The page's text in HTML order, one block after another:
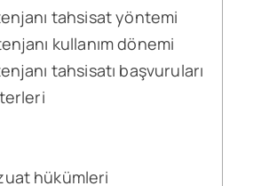
tahsisat yöntemi
kullanım dönemi
tahsisatı başvuruları
hükümleri